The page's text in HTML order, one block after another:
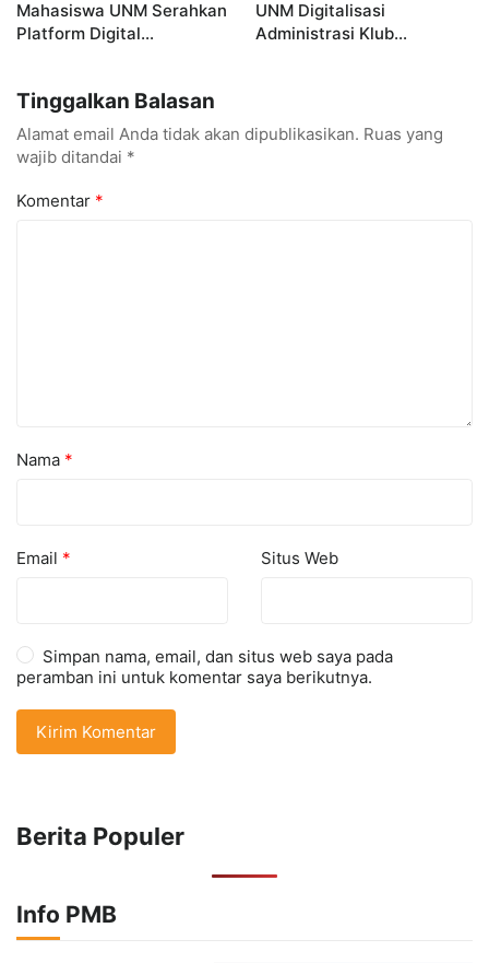
Mahasiswa UNM Serahkan
Platform Digital
Digital
UNM Digitalisasi
Administrasi Klub
Tinggalkan Balasan
Alamat email Anda tidak akan dipublikasikan. Ruas yang
wajib ditandai *
Komentar *
Nama *
Email * Situs Web
Simpan nama, email, dan situs web saya pada
peramban ini untuk komentar saya berikutnya.
Berita Populer
Info PMB